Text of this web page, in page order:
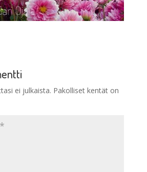
ei julkaista. Pakolliset kentät on